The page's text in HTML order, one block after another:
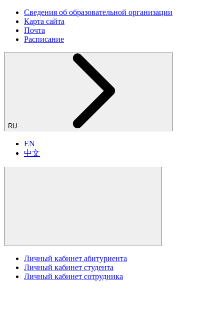
Сведения об образовательной организации
Карта сайта
Почта
Расписание
RU
EN
中文
Личный кабинет абитуриента
Личный кабинет студента
Личный кабинет сотрудника